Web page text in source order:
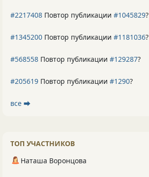
#2217408 Повтор публикации #1045829?
#1345200 Повтор публикации #1181036?
#568558 Повтор публикации #129287?
#205619 Повтор публикации #1290?
все ⮕
ТОП УЧАСТНИКОВ
Наташа Воронцова